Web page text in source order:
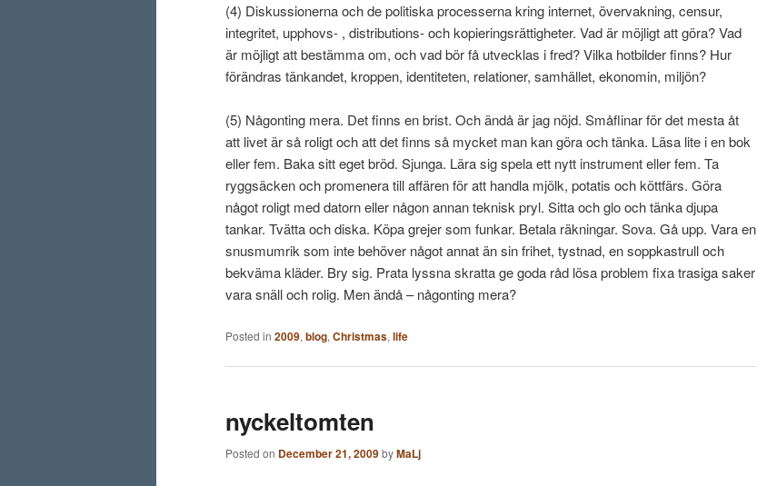
(4) Diskussionerna och de politiska processerna kring internet, övervakning, censur,
integritet, upphovs- , distributions- och kopieringsrättigheter. Vad är möjligt att göra? Vad
är möjligt att bestämma om, och vad bör få utvecklas i fred? Vilka hotbilder finns? Hur
förändras tänkandet, kroppen, identiteten, relationer, samhället, ekonomin, miljön?
(5) Någonting mera. Det finns en brist. Och ändå är jag nöjd. Småflinar för det mesta åt
att livet är så roligt och att det finns så mycket man kan göra och tänka. Läsa lite i en bok
eller fem. Baka sitt eget bröd. Sjunga. Lära sig spela ett nytt instrument eller fem. Ta
ryggsäcken och promenera till affären för att handla mjölk, potatis och köttfärs. Göra
något roligt med datorn eller någon annan teknisk pryl. Sitta och glo och tänka djupa
tankar. Tvätta och diska. Köpa grejer som funkar. Betala räkningar. Sova. Gå upp. Vara en
snusmumrik som inte behöver något annat än sin frihet, tystnad, en soppkastrull och
bekväma kläder. Bry sig. Prata lyssna skratta ge goda råd lösa problem fixa trasiga saker
vara snäll och rolig. Men ändå – någonting mera?
Posted in 2009, blog, Christmas, life
nyckeltomten
Posted on December 21, 2009byMaLj